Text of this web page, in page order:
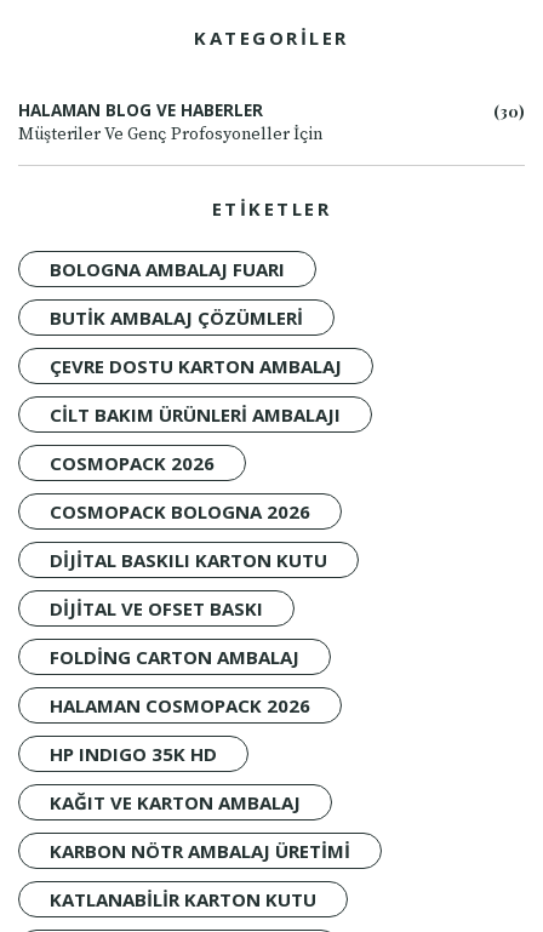
KATEGORİLER
HALAMAN BLOG VE HABERLER
Müşteriler Ve Genç Profosyoneller İçin
(30)
ETİKETLER
BOLOGNA AMBALAJ FUARI
BUTIK AMBALAJ ÇÖZÜMLERI
ÇEVRE DOSTU KARTON AMBALAJ
CILT BAKIM ÜRÜNLERI AMBALAJI
COSMOPACK 2026
COSMOPACK BOLOGNA 2026
DIJITAL BASKILI KARTON KUTU
DIJITAL VE OFSET BASKI
FOLDING CARTON AMBALAJ
HALAMAN COSMOPACK 2026
HP INDIGO 35K HD
KAĞIT VE KARTON AMBALAJ
KARBON NÖTR AMBALAJ ÜRETIMI
KATLANABILIR KARTON KUTU